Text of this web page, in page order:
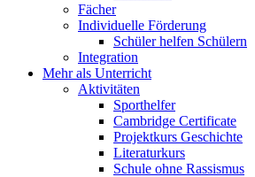
Fächer
Individuelle Förderung
Schüler helfen Schülern
Integration
Mehr als Unterricht
Aktivitäten
Sporthelfer
Cambridge Certificate
Projektkurs Geschichte
Literaturkurs
Schule ohne Rassismus